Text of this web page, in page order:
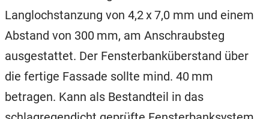
Langlochstanzung von 4,2 x 7,0 mm und einem
Abstand von 300 mm, am Anschraubsteg
ausgestattet. Der Fensterbanküberstand über
die fertige Fassade sollte mind. 40 mm
betragen. Kann als Bestandteil in das